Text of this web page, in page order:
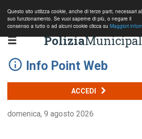
Questo sito utilizza cookie, anche di terze parti, necessari al
suo funzionamento. Se vuoi saperne di più, o negare il
consenso a tutto o ad alcuni cookie clicca su Maggiori
Polizia
Info Point Web
ACCEDI
domenica, 9 agosto 2026